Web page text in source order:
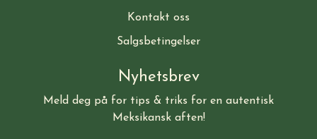
Kontakt oss
Salgsbetingelser
Nyhetsbrev
Meld deg på for tips & triks for en autentisk
Meksikansk aften!